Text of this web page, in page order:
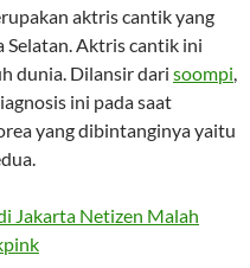
aktris cantik yang
Selatan. Aktris cantik ini
dunia. Dilansir dari soompi,
ini pada saat
yang dibintanginya yaitu
Jakarta Netizen Malah